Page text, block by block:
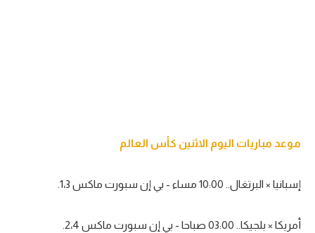
كويز في الجول
فيديو في الجول
موعد مباريات اليوم الاثنين كأس العالم
إسبانيا × البرتغال.. 10:00 مساء - بي إن سبورت ماكس 1،3.
أمريكا × بلجيكا.. 03:00 صباحا - بي إن سبورت ماكس 2،4.